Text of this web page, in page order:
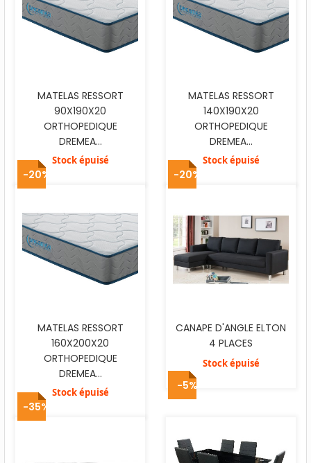
MATELAS RESSORT
90X190X20
ORTHOPEDIQUE
DREMEA...
Stock épuisé
MATELAS RESSORT
140X190X20
ORTHOPEDIQUE
DREMEA...
Stock épuisé
-20%
MATELAS RESSORT
160X200X20
ORTHOPEDIQUE
DREMEA...
Stock épuisé
-20%
CANAPE D'ANGLE ELTON
4 PLACES
Stock épuisé
-35%
-5%